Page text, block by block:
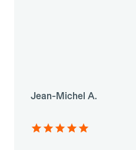
Jean-Michel A.